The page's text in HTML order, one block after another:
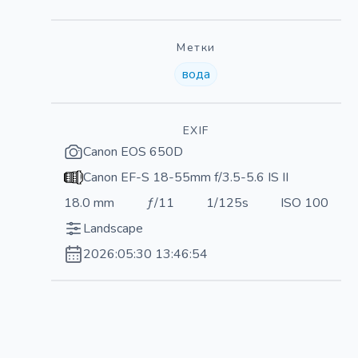
Метки
вода
EXIF
Canon EOS 650D
Canon EF-S 18-55mm f/3.5-5.6 IS II
18.0 mm
ƒ/11 1/125s
ISO 100
Landscape
2026:05:30 13:46:54